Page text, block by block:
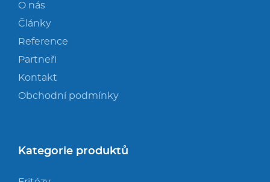
O nás
Články
Reference
Partneři
Kontakt
Obchodní podmínky
Kategorie produktů